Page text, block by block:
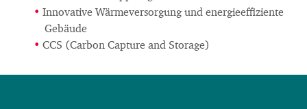
Innovative Wärmeversorgung und energieeffiziente
Gebäude
CCS (Carbon Capture and Storage)